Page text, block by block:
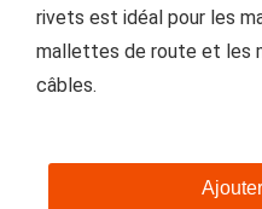
rivets est idéal pour les
mallettes de route et les
câbles.